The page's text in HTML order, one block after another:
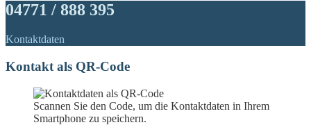
04771 / 888 395
Kontaktdaten
Kontakt als QR-Code
Scannen Sie den Code, um die Kontaktdaten in Ihrem
Smartphone zu speichern.